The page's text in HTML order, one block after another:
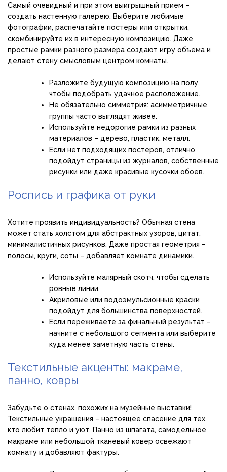
Самый очевидный и при этом выигрышный прием –
создать настенную галерею. Выберите любимые
фотографии, распечатайте постеры или открытки,
скомбинируйте их в интересную композицию. Даже
простые рамки разного размера создают игру объема и
делают стену смысловым центром комнаты.
Разложите будущую композицию на полу,
чтобы подобрать удачное расположение.
Не обязательно симметрия: асимметричные
группы часто выглядят живее.
Используйте недорогие рамки из разных
материалов – дерево, пластик, металл.
Если нет подходящих постеров, отлично
подойдут страницы из журналов, собственные
рисунки или даже красивые кусочки обоев.
Роспись и графика от руки
Хотите проявить индивидуальность? Обычная стена
может стать холстом для абстрактных узоров, цитат,
минималистичных рисунков. Даже простая геометрия –
полосы, круги, соты – добавляет комнате динамики.
Используйте малярный скотч, чтобы сделать
ровные линии.
Акриловые или водоэмульсионные краски
подойдут для большинства поверхностей.
Если переживаете за финальный результат –
начните с небольшого сегмента или выберите
куда менее заметную часть стены.
Текстильные акценты: макраме,
панно, ковры
Забудьте о стенах, похожих на музейные выставки!
Текстильные украшения – настоящее спасение для тех,
кто любит тепло и уют. Панно из шпагата, самодельное
макраме или небольшой тканевый ковер освежают
комнату и добавляют фактуры.